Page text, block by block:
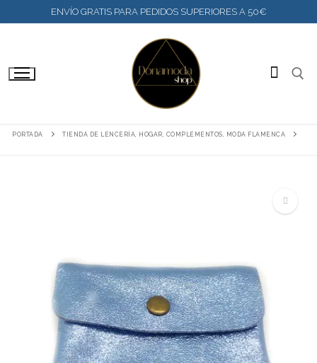
ENVÍO GRATIS PARA PEDIDOS SUPERIORES A 50€
PORTADA TIENDA DE LENCERÍA, HOGAR, COMPLEMENTOS, MODA FLAMENCA